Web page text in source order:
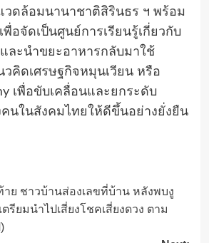
ดล้อมนานาชาติสิรินธร ฯ พร้อม
อจัดเป็นศูนย์การเรียนรู้เกี่ยวกับ
ละนำขยะอาหารกลับมาใช้
คิดเศรษฐกิจหมุนเวียน หรือ
เพื่อขับเคลื่อนและยกระดับ
นในสังคมไทยให้ดีขึ้นอย่างยั่งยืน
ย ชาวบ้านส่องเลขที่บ้าน หลังพบงู
รียมนำไปเสี่ยงโชคเสี่ยงดวง ตาม